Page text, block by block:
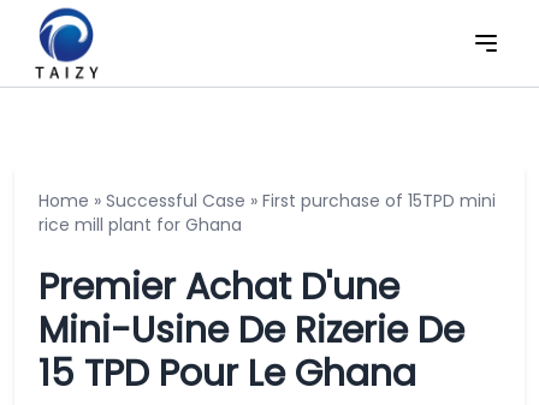
Home » Successful Case » First purchase of 15TPD mini
rice mill plant for Ghana
Premier Achat D'une
Mini-Usine De Rizerie De
15 TPD Pour Le Ghana